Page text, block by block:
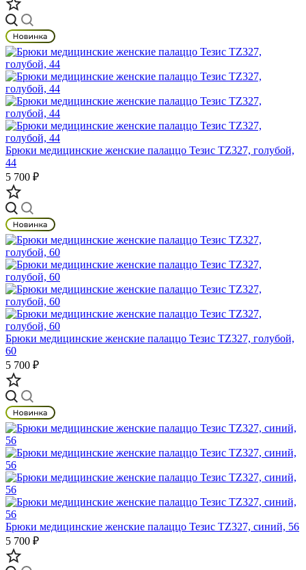
Брюки медицинские женские палаццо Тезис TZ327, голубой,
44
5 700 ₽
Брюки медицинские женские палаццо Тезис TZ327, голубой,
60
5 700 ₽
Брюки медицинские женские палаццо Тезис TZ327, синий, 56
5 700 ₽